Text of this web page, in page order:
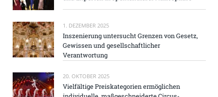
1. DEZEMBER 2025
Inszenierung untersucht Grenzen von Gesetz,
Gewissen und gesellschaftlicher
Verantwortung
20. OKTOBER 2025
Vielfältige Preiskategorien ermöglichen